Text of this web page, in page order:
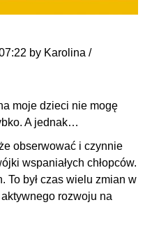
by Karolina /
moje dzieci nie mogę
A jednak…
obserwować i czynnie
wspaniałych chłopców.
To był czas wielu zmian w
rozwoju na